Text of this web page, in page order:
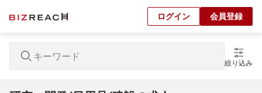
ログイン 会員登録
絞り込み